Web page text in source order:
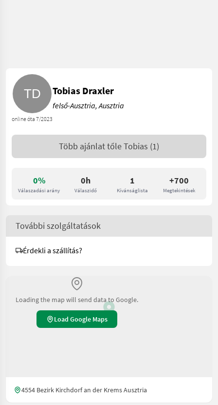
0%
Válaszadási arány
0h
Válaszidő
1
Kívánságlista
+700
Megtekintések
online óta 7/2023
Tobias Draxler
felső-Ausztria, Ausztria
Több ajánlat tőleTobias (1)
További szolgáltatások
Érdekli a szállítás?
Loading the map will send data to Google.
Load Google Maps
4554 Bezirk Kirchdorf an der Krems Ausztria